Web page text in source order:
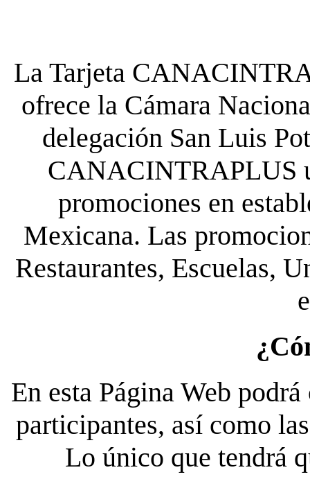
La Tarjeta
ofrece la Cámara
delegación San Luis
CANACINTRAPLUS
promociones en
Mexicana. Las
Restaurantes, Escuelas,
En esta Página Web
participantes, así como
Lo único que tendrá